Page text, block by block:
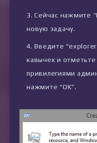
Сейчас нажмите
новую задачу.
Введите
кавычек и
привилегиями
нажмите “OK”.